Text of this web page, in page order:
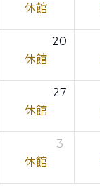
休館
20
休館
27
休館
3
休館